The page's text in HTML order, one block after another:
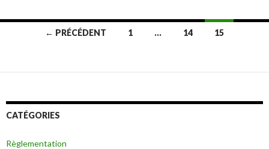
des
← PRÉCÉDENT 1 … 14 15
CATÉGORIES
Règlementation